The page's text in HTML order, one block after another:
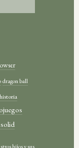
dragon ball
historia